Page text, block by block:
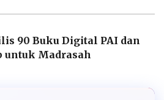
90 Buku Digital PAI dan
untuk Madrasah